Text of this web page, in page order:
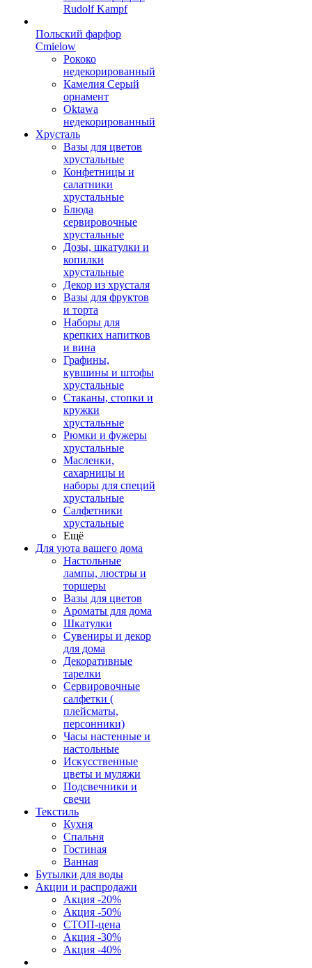
Rudolf Kampf
Польский фарфор
Сmielow
Рококо
недекорированный
Камелия Серый
орнамент
Oktawa
недекорированный
Хрусталь
Вазы для цветов
хрустальные
Конфетницы и
салатники
хрустальные
Блюда
сервировочные
хрустальные
Дозы, шкатулки и
копилки
хрустальные
Декор из хрусталя
Вазы для фруктов
и торта
Наборы для
крепких напитков
и вина
Графины,
кувшины и штофы
хрустальные
Стаканы, стопки и
кружки
хрустальные
Рюмки и фужеры
хрустальные
Масленки,
сахарницы и
наборы для специй
хрустальные
Салфетники
хрустальные
Ещё
Для уюта вашего дома
Настольные
лампы, люстры и
торшеры
Вазы для цветов
Ароматы для дома
Шкатулки
Сувениры и декор
для дома
Декоративные
тарелки
Сервировочные
салфетки (
плейсматы,
персонники)
Часы настенные и
настольные
Искусственные
цветы и муляжи
Подсвечники и
свечи
Текстиль
Кухня
Спальня
Гостиная
Ванная
Бутылки для воды
Акции и распродажи
Акция -20%
Акция -50%
СТОП-цена
Акция -30%
Акция -40%